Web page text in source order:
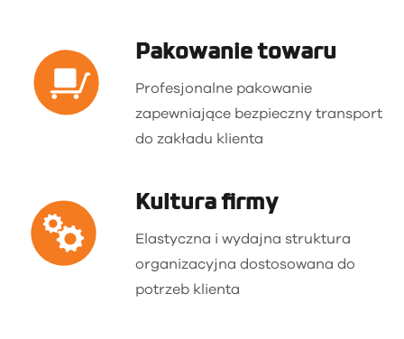
Pakowanie towaru
Profesjonalne pakowanie
zapewniające bezpieczny transport
do zakładu klienta
Kultura firmy
Elastyczna i wydajna struktura
organizacyjna dostosowana do
potrzeb klienta